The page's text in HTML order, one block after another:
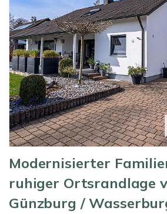
Modernisierter
ruhiger Ortsrandlage
Günzburg /